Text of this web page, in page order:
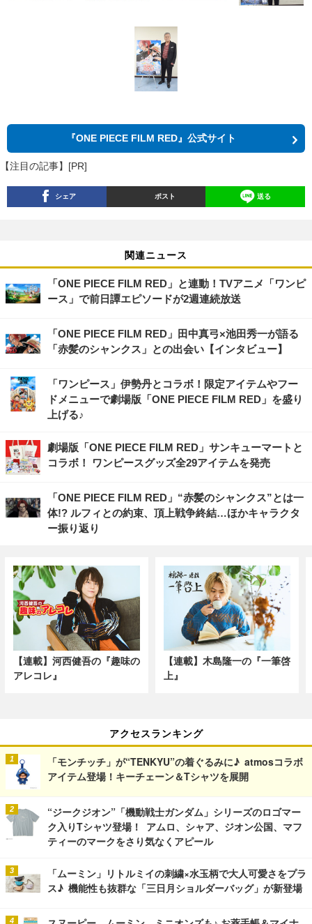
『ONE PIECE FILM RED』公式サイト
【注目の記事】[PR]
シェア ポスト 送る
関連ニュース
「ONE PIECE FILM RED」と連動！TVアニメ「ワンピ
ース」で前日譚エピソードが2週連続放送
「ONE PIECE FILM RED」田中真弓×池田秀一が語る
「赤髪のシャンクス」との出会い【インタビュー】
「ワンピース」伊勢丹とコラボ！限定アイテムやフー
ドメニューで劇場版「ONE PIECE FILM RED」を盛り
上げる♪
劇場版「ONE PIECE FILM RED」サンキューマートと
コラボ！ ワンピースグッズ全29アイテムを発売
「ONE PIECE FILM RED」“赤髪のシャンクス”とは一
体!? ルフィとの約束、頂上戦争終結…ほかキャラクタ
ー振り返り
【連載】河西健吾の『趣味の
アレコレ』
【連載】木島隆一の『一筆啓
上』
アクセスランキング
「モンチッチ」が“TENKYU”の着ぐるみに♪ atmosコラボ
アイテム登場！キーチェーン＆Tシャツを展開
“ジークジオン”「機動戦士ガンダム」シリーズのロゴマー
ク入りTシャツ登場！ アムロ、シャア、ジオン公国、マフ
ティーのマークをさり気なくアピール
「ムーミン」リトルミイの刺繍×水玉柄で大人可愛さをプラ
ス♪ 機能性も抜群な「三日月ショルダーバッグ」が新登場